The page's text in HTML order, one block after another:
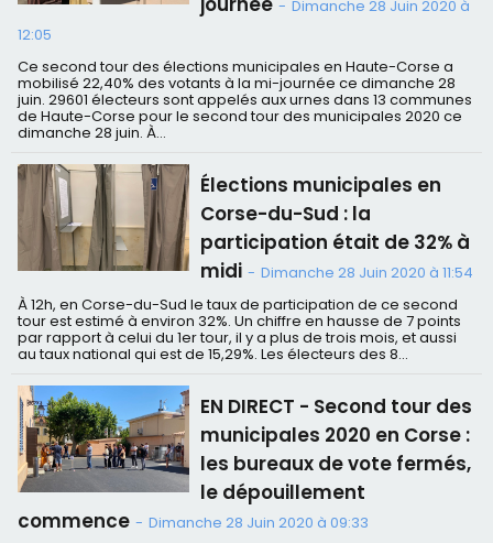
- Dimanche 28 Juin 2020 à
12:05
Ce second tour des élections municipales en Haute-Corse a
mobilisé 22,40% des votants à la mi-journée ce dimanche 28
juin. 29601 électeurs sont appelés aux urnes dans 13 communes
de Haute-Corse pour le second tour des municipales 2020 ce
dimanche 28 juin. À...
Élections municipales en
Corse-du-Sud : la
participation était de 32% à
midi - Dimanche 28 Juin 2020 à 11:54
À 12h, en Corse-du-Sud le taux de participation de ce second
tour est estimé à environ 32%. Un chiffre en hausse de 7 points
par rapport à celui du 1er tour, il y a plus de trois mois, et aussi
au taux national qui est de 15,29%. Les électeurs des 8...
EN DIRECT - Second tour des
municipales 2020 en Corse :
les bureaux de vote fermés,
le dépouillement
commence - Dimanche 28 Juin 2020 à 09:33